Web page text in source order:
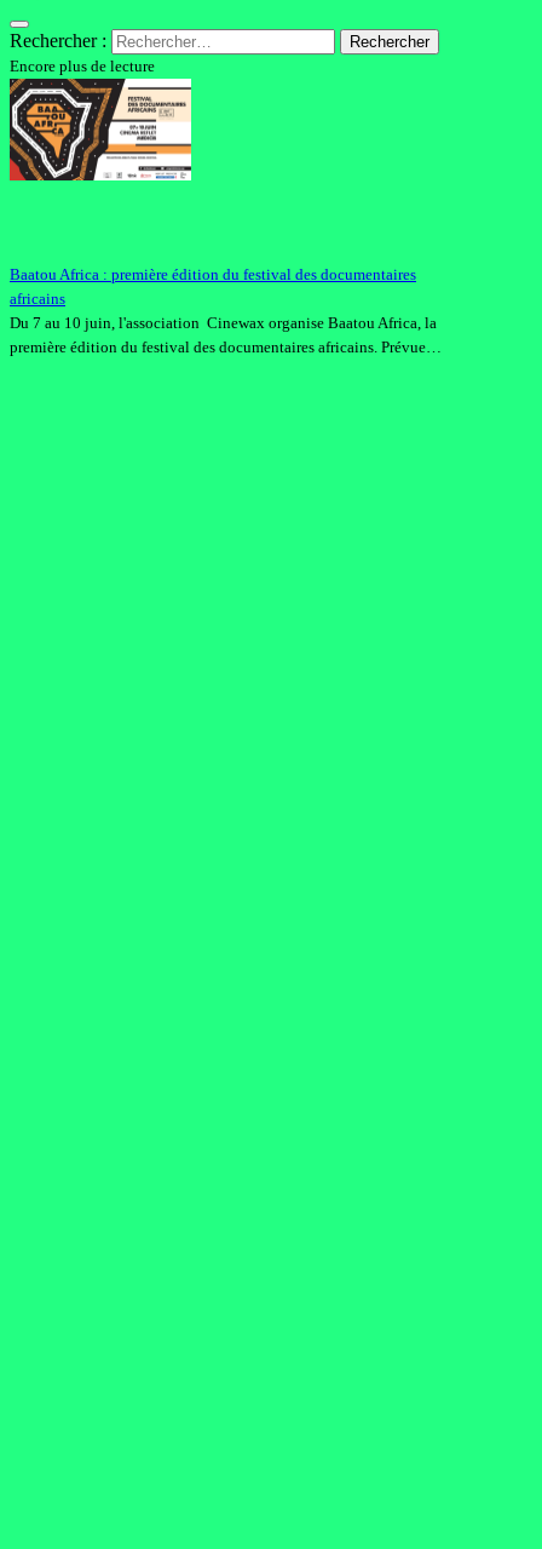
Rechercher :
Encore plus de lecture
Baatou Africa : première édition du festival des documentaires
africains
Du 7 au 10 juin, l'association Cinewax organise Baatou Africa, la
première édition du festival des documentaires africains. Prévue…